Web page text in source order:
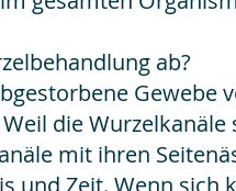
ab?
Gewebe
die
mit ihren
Zeit. Wenn sich